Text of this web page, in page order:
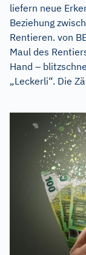
liefern neue
Beziehung
Rentieren. von
Maul des
Hand –
„Leckerli“. Die